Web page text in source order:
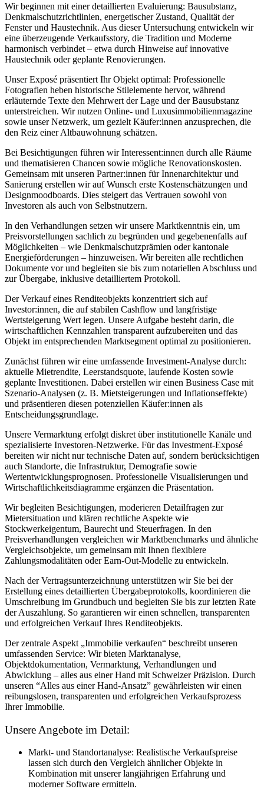
Wir beginnen mit einer detaillierten Evaluierung: Bausubstanz,
Denkmalschutzrichtlinien, energetischer Zustand, Qualität der
Fenster und Haustechnik. Aus dieser Untersuchung entwickeln wir
eine überzeugende Verkaufsstory, die Tradition und Moderne
harmonisch verbindet – etwa durch Hinweise auf innovative
Haustechnik oder geplante Renovierungen.
Unser Exposé präsentiert Ihr Objekt optimal: Professionelle
Fotografien heben historische Stilelemente hervor, während
erläuternde Texte den Mehrwert der Lage und der Bausubstanz
unterstreichen. Wir nutzen Online- und Luxusimmobilienmagazine
sowie unser Netzwerk, um gezielt Käufer:innen anzusprechen, die
den Reiz einer Altbauwohnung schätzen.
Bei Besichtigungen führen wir Interessent:innen durch alle Räume
und thematisieren Chancen sowie mögliche Renovationskosten.
Gemeinsam mit unseren Partner:innen für Innenarchitektur und
Sanierung erstellen wir auf Wunsch erste Kostenschätzungen und
Designmoodboards. Dies steigert das Vertrauen sowohl von
Investoren als auch von Selbstnutzern.
In den Verhandlungen setzen wir unsere Marktkenntnis ein, um
Preisvorstellungen sachlich zu begründen und gegebenenfalls auf
Möglichkeiten – wie Denkmalschutzprämien oder kantonale
Energieförderungen – hinzuweisen. Wir bereiten alle rechtlichen
Dokumente vor und begleiten sie bis zum notariellen Abschluss und
zur Übergabe, inklusive detailliertem Protokoll.
Der Verkauf eines Renditeobjekts konzentriert sich auf
Investor:innen, die auf stabilen Cashflow und langfristige
Wertsteigerung Wert legen. Unsere Aufgabe besteht darin, die
wirtschaftlichen Kennzahlen transparent aufzubereiten und das
Objekt im entsprechenden Marktsegment optimal zu positionieren.
Zunächst führen wir eine umfassende Investment-Analyse durch:
aktuelle Mietrendite, Leerstandsquote, laufende Kosten sowie
geplante Investitionen. Dabei erstellen wir einen Business Case mit
Szenario-Analysen (z. B. Mietsteigerungen und Inflationseffekte)
und präsentieren diesen potenziellen Käufer:innen als
Entscheidungsgrundlage.
Unsere Vermarktung erfolgt diskret über institutionelle Kanäle und
spezialisierte Investoren-Netzwerke. Für das Investment-Exposé
bereiten wir nicht nur technische Daten auf, sondern berücksichtigen
auch Standorte, die Infrastruktur, Demografie sowie
Wertentwicklungsprognosen. Professionelle Visualisierungen und
Wirtschaftlichkeitsdiagramme ergänzen die Präsentation.
Wir begleiten Besichtigungen, moderieren Detailfragen zur
Mietersituation und klären rechtliche Aspekte wie
Stockwerkeigentum, Baurecht und Steuerfragen. In den
Preisverhandlungen vergleichen wir Marktbenchmarks und ähnliche
Vergleichsobjekte, um gemeinsam mit Ihnen flexiblere
Zahlungsmodalitäten oder Earn-Out-Modelle zu entwickeln.
Nach der Vertragsunterzeichnung unterstützen wir Sie bei der
Erstellung eines detaillierten Übergabeprotokolls, koordinieren die
Umschreibung im Grundbuch und begleiten Sie bis zur letzten Rate
der Auszahlung. So garantieren wir einen schnellen, transparenten
und erfolgreichen Verkauf Ihres Renditeobjekts.
Der zentrale Aspekt „Immobilie verkaufen“ beschreibt unseren
umfassenden Service: Wir bieten Marktanalyse,
Objektdokumentation, Vermarktung, Verhandlungen und
Abwicklung – alles aus einer Hand mit Schweizer Präzision. Durch
unseren “Alles aus einer Hand-Ansatz” gewährleisten wir einen
reibungslosen, transparenten und erfolgreichen Verkaufsprozess
Ihrer Immobilie.
Unsere Angebote im Detail:
Markt- und Standortanalyse: Realistische Verkaufspreise
lassen sich durch den Vergleich ähnlicher Objekte in
Kombination mit unserer langjährigen Erfahrung und
moderner Software ermitteln.